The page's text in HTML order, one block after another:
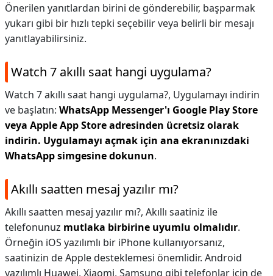
Önerilen yanıtlardan birini de gönderebilir, başparmak
yukarı gibi bir hızlı tepki seçebilir veya belirli bir mesajı
yanıtlayabilirsiniz.
Watch 7 akıllı saat hangi uygulama?
Watch 7 akıllı saat hangi uygulama?, Uygulamayı indirin
ve başlatın: WhatsApp Messenger'ı Google Play Store
veya Apple App Store adresinden ücretsiz olarak
indirin. Uygulamayı açmak için ana ekranınızdaki
WhatsApp simgesine dokunun.
Akıllı saatten mesaj yazılır mı?
Akıllı saatten mesaj yazılır mı?, Akıllı saatiniz ile
telefonunuz mutlaka birbirine uyumlu olmalıdır.
Örneğin iOS yazılımlı bir iPhone kullanıyorsanız,
saatinizin de Apple desteklemesi önemlidir. Android
yazılımlı Huawei, Xiaomi, Samsung gibi telefonlar için de